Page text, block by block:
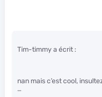
Tim-timmy a écrit :
nan mais c’est cool,
…